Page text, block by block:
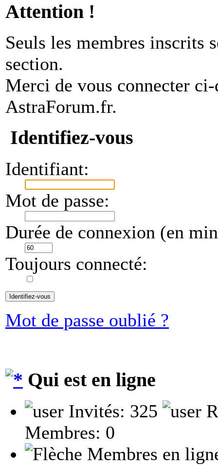
Attention !
Seuls les membres inscrits
section.
Merci de vous connecter
AstraForum.fr.
Identifiez-vous
Identifiant:
Mot de passe:
Durée de connexion (en
Toujours connecté:
Mot de passe oublié ?
Qui est en ligne
Invités: 325
Membres: 0
Membres en